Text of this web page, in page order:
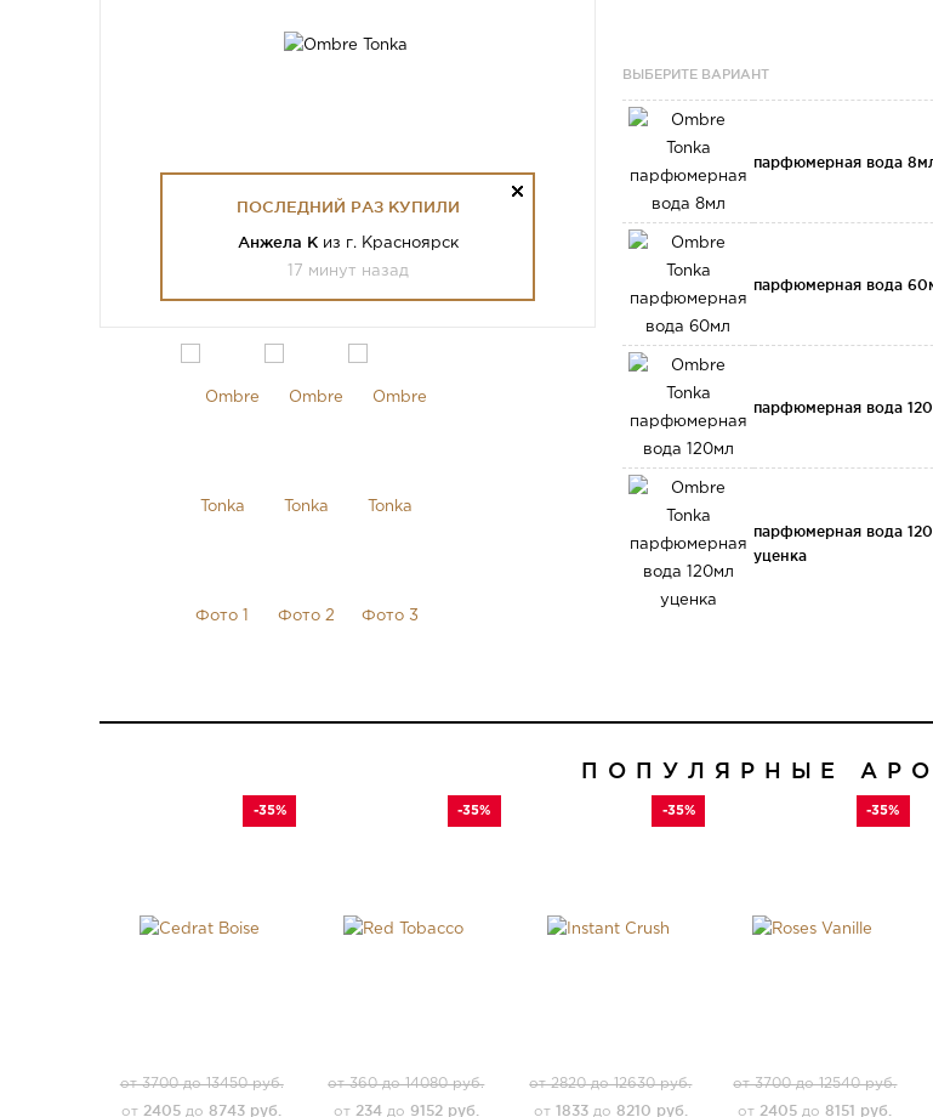
ПОСЛЕДНИЙ РАЗ КУПИЛИ
Анжела К из г. Красноярск
17 минут назад
ВЫБЕРИТЕ ВАРИАНТ
парфюмерная вода
парфюмерная вода
парфюмерная вода
парфюмерная вода
уценка
ПОПУЛЯРНЫЕ
-35%
от 3700 до 13450 руб.
от 2405 до8743 руб.
-35%
от 360 до 14080 руб.
от 234до 9152 руб.
-35%
от 2820 до 12630 руб.
от 1833до 8210 руб.
-35%
от 3700 до 12540 руб.
от 2405 до8151 руб.